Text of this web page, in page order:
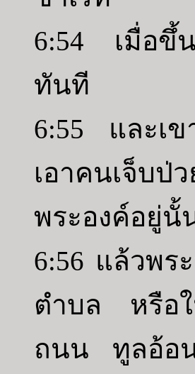
6:54 เมื่อขึ้
ทันที
6:55 และเ
เอาคนเจ็บป่
พระองค์อยู่นั้
6:56 แล้วพร
ตำบล หรือใ
ถนน ทูลอ้อน